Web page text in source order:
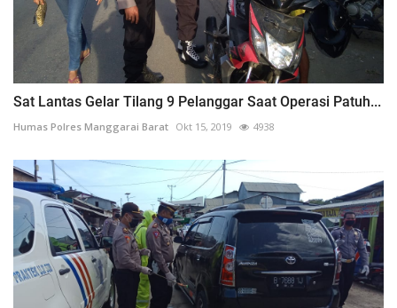
Sat Lantas Gelar Tilang 9 Pelanggar Saat Operasi Patuh...
Humas Polres Manggarai Barat Okt 15, 2019 4938